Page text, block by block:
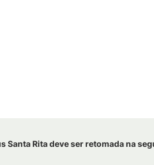
Santa Rita deve ser retomada na